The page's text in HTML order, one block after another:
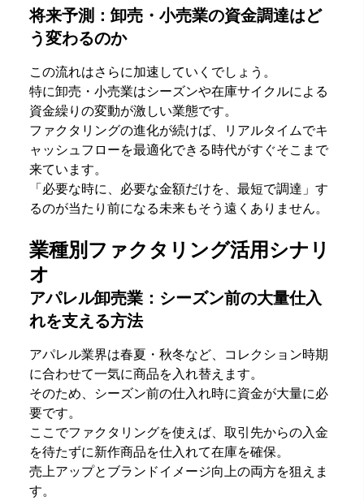
将来予測：卸売・小売業の資金調達はど
う変わるのか
この流れはさらに加速していくでしょう。
特に卸売・小売業はシーズンや在庫サイクルによる
資金繰りの変動が激しい業態です。
ファクタリングの進化が続けば、リアルタイムでキ
ャッシュフローを最適化できる時代がすぐそこまで
来ています。
「必要な時に、必要な金額だけを、最短で調達」す
るのが当たり前になる未来もそう遠くありません。
業種別ファクタリング活用シナリ
オ
アパレル卸売業：シーズン前の大量仕入
れを支える方法
アパレル業界は春夏・秋冬など、コレクション時期
に合わせて一気に商品を入れ替えます。
そのため、シーズン前の仕入れ時に資金が大量に必
要です。
ここでファクタリングを使えば、取引先からの入金
を待たずに新作商品を仕入れて在庫を確保。
売上アップとブランドイメージ向上の両方を狙えま
す。